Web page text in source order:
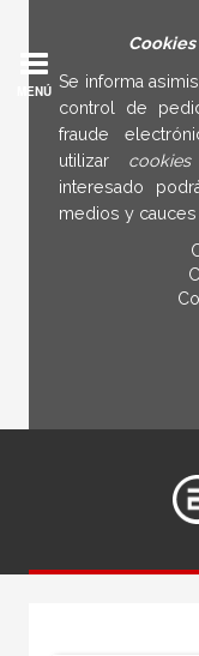
Cookies
Se informa
control de
fraude
utilizar cookies
interesado
medios y cauces
MENÚ